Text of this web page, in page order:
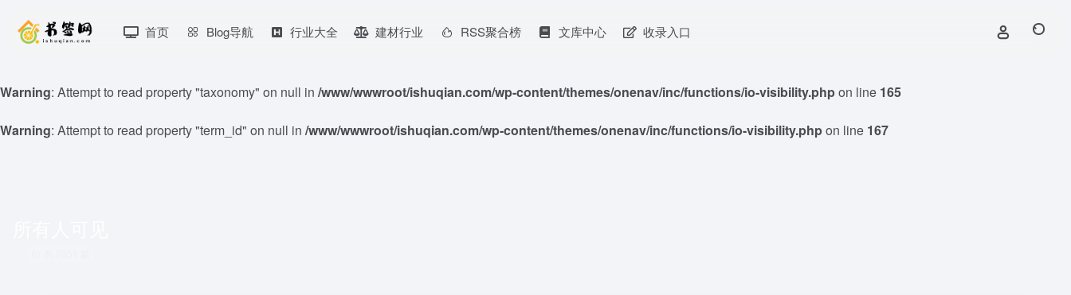
Warning: Attempt to read property "taxonomy" on null in /www/wwwroot/ishuqian.com/wp-content/themes/onenav/inc/functions/io-visibility.phpon line 165
Warning: Attempt to read property "term_id" on null in /www/wwwroot/ishuqian.com/wp-content/themes/onenav/inc/functions/io-visibility.phpon line 167
首页 Blog导航 行业大全 建材行业 RSS聚合榜 文库中心 收录入口